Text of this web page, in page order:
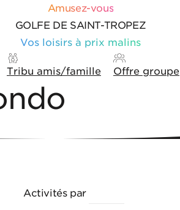
Amusez-vous
GOLFE DE SAINT-TROPEZ
Vos loisirs à prix malins
Tribu amis/famille Offre groupe
Activités par